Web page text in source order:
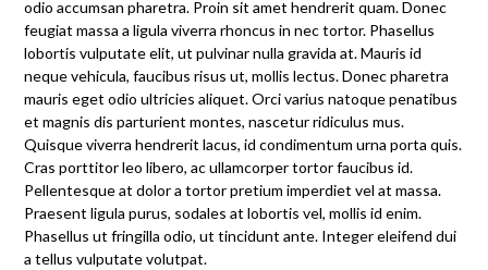
odio accumsan pharetra. Proin sit amet hendrerit quam. Donec
feugiat massa a ligula viverra rhoncus in nec tortor. Phasellus
lobortis vulputate elit, ut pulvinar nulla gravida at. Mauris id
neque vehicula, faucibus risus ut, mollis lectus. Donec pharetra
mauris eget odio ultricies aliquet. Orci varius natoque penatibus
et magnis dis parturient montes, nascetur ridiculus mus.
Quisque viverra hendrerit lacus, id condimentum urna porta quis.
Cras porttitor leo libero, ac ullamcorper tortor faucibus id.
Pellentesque at dolor a tortor pretium imperdiet vel at massa.
Praesent ligula purus, sodales at lobortis vel, mollis id enim.
Phasellus ut fringilla odio, ut tincidunt ante. Integer eleifend dui
a tellus vulputate volutpat.